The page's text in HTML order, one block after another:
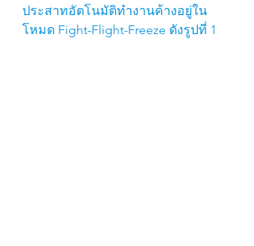
ประสาทอัตโนมัติทำงานค้างอยู่ใน
โหมด Fight-Flight-Freeze ดังรูปที่ 1